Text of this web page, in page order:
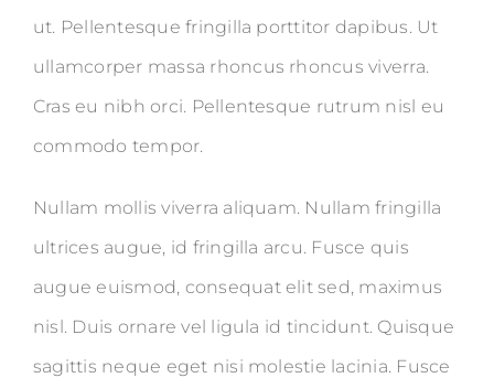
ut. Pellentesque fringilla porttitor dapibus. Ut
ullamcorper massa rhoncus rhoncus viverra.
Cras eu nibh orci. Pellentesque rutrum nisl eu
commodo tempor.
Nullam mollis viverra aliquam. Nullam fringilla
ultrices augue, id fringilla arcu. Fusce quis
augue euismod, consequat elit sed, maximus
nisl. Duis ornare vel ligula id tincidunt. Quisque
sagittis neque eget nisi molestie lacinia. Fusce